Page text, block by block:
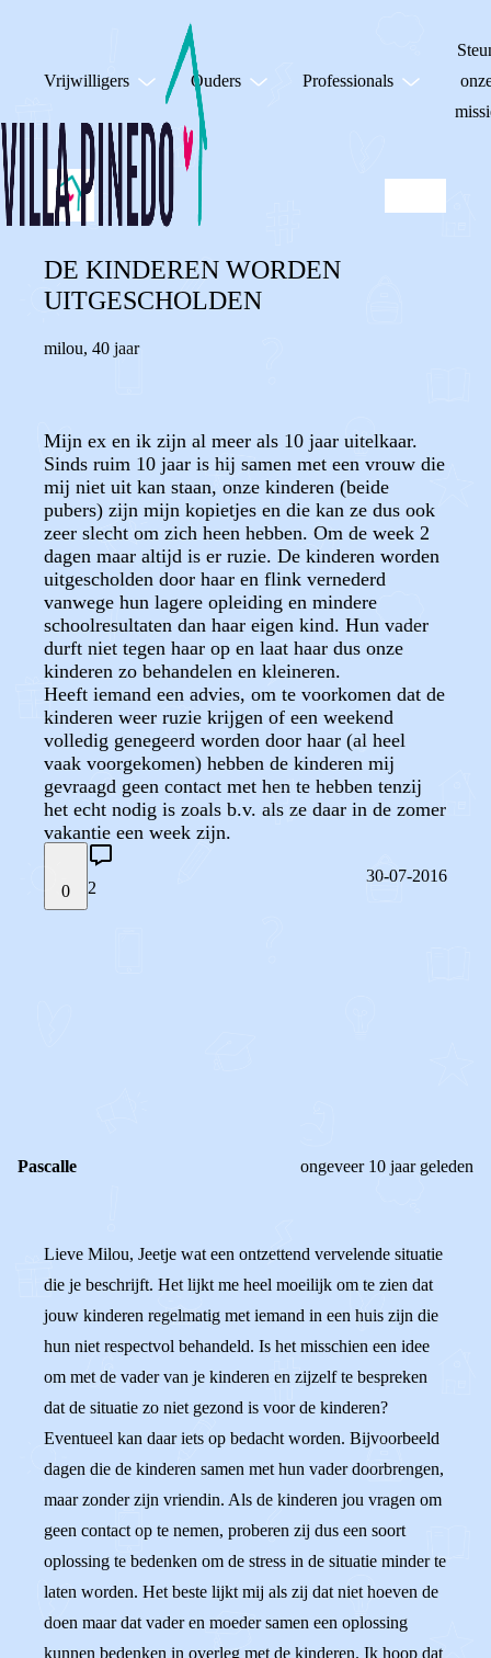
Vrijwilligers Ouders Professionals
DE KINDEREN WORDEN
UITGESCHOLDEN
milou, 40 jaar
Mijn ex en ik zijn al meer als 10 jaar uitelkaar.
Sinds ruim 10 jaar is hij samen met een vrouw die
mij niet uit kan staan, onze kinderen (beide
pubers) zijn mijn kopietjes en die kan ze dus ook
zeer slecht om zich heen hebben. Om de week 2
dagen maar altijd is er ruzie. De kinderen worden
uitgescholden door haar en flink vernederd
vanwege hun lagere opleiding en mindere
schoolresultaten dan haar eigen kind. Hun vader
durft niet tegen haar op en laat haar dus onze
kinderen zo behandelen en kleineren.
Heeft iemand een advies, om te voorkomen dat de
kinderen weer ruzie krijgen of een weekend
volledig genegeerd worden door haar (al heel
vaak voorgekomen) hebben de kinderen mij
gevraagd geen contact met hen te hebben tenzij
het echt nodig is zoals b.v. als ze daar in de zomer
vakantie een week zijn.
0 2
30-07-2016
Pascalle ongeveer 10 jaar geleden
Lieve Milou, Jeetje wat een ontzettend vervelende situatie
die je beschrijft. Het lijkt me heel moeilijk om te zien dat
jouw kinderen regelmatig met iemand in een huis zijn die
hun niet respectvol behandeld. Is het misschien een idee
om met de vader van je kinderen en zijzelf te bespreken
dat de situatie zo niet gezond is voor de kinderen?
Eventueel kan daar iets op bedacht worden. Bijvoorbeeld
dagen die de kinderen samen met hun vader doorbrengen,
maar zonder zijn vriendin. Als de kinderen jou vragen om
geen contact op te nemen, proberen zij dus een soort
oplossing te bedenken om de stress in de situatie minder te
laten worden. Het beste lijkt mij als zij dat niet hoeven de
doen maar dat vader en moeder samen een oplossing
kunnen bedenken in overleg met de kinderen. Ik hoop dat